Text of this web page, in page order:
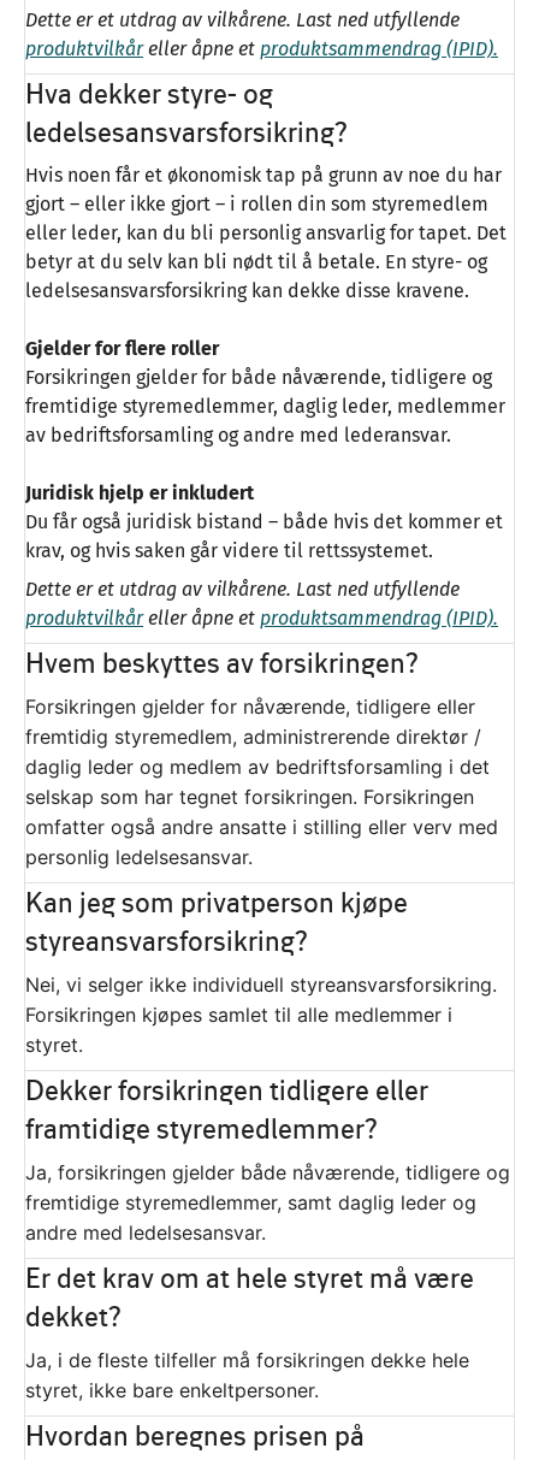
Dette er et utdrag av vilkårene. Last ned utfyllende
produktvilkåreller åpne et produktsammendrag (IPID).
Hva dekker styre- og
ledelsesansvarsforsikring?
Hvis noen får et økonomisk tap på grunn av noe du har
gjort – eller ikke gjort – i rollen din som styremedlem
eller leder, kan du bli personlig ansvarlig for tapet. Det
betyr at du selv kan bli nødt til å betale. En styre- og
ledelsesansvarsforsikring kan dekke disse kravene.
Gjelder for flere roller
Forsikringen gjelder for både nåværende, tidligere og
fremtidige styremedlemmer, daglig leder, medlemmer
av bedriftsforsamling og andre med lederansvar.
Juridisk hjelp er inkludert
Du får også juridisk bistand – både hvis det kommer et
krav, og hvis saken går videre til rettssystemet.
Dette er et utdrag av vilkårene. Last ned utfyllende
produktvilkåreller åpne et produktsammendrag (IPID).
Hvem beskyttes av forsikringen?
Forsikringen gjelder for nåværende, tidligere eller
fremtidig styremedlem, administrerende direktør /
daglig leder og medlem av bedriftsforsamling i det
selskap som har tegnet forsikringen. Forsikringen
omfatter også andre ansatte i stilling eller verv med
personlig ledelsesansvar.
Kan jeg som privatperson kjøpe
styreansvarsforsikring?
Nei, vi selger ikke individuell styreansvarsforsikring.
Forsikringen kjøpes samlet til alle medlemmer i
styret.
Dekker forsikringen tidligere eller
framtidige styremedlemmer?
Ja, forsikringen gjelder både nåværende, tidligere og
fremtidige styremedlemmer, samt daglig leder og
andre med ledelsesansvar.
Er det krav om at hele styret må være
dekket?
Ja, i de fleste tilfeller må forsikringen dekke hele
styret, ikke bare enkeltpersoner.
Hvordan beregnes prisen på